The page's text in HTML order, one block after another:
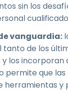
sin los
vanguardia:
tanto de los
los incorporan
permite que
herramientas y